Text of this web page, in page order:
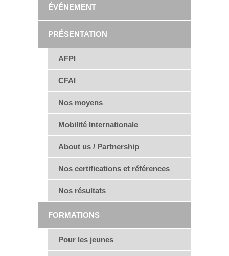
ÉVÉNEMENT
PRÉSENTATION
AFPI
CFAI
Nos moyens
Mobilité Internationale
About us / Partnership
Nos certifications et références
Nos résultats
FORMATIONS
Pour les jeunes